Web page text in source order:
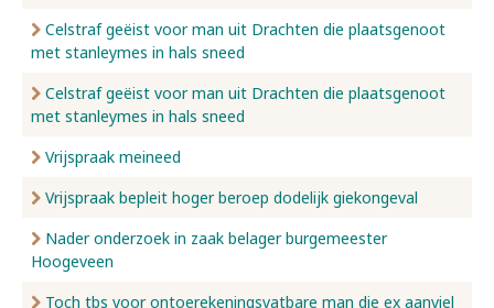
Celstraf geëist voor man uit Drachten die plaatsgenoot
met stanleymes in hals sneed
Celstraf geëist voor man uit Drachten die plaatsgenoot
met stanleymes in hals sneed
Vrijspraak meineed
Vrijspraak bepleit hoger beroep dodelijk giekongeval
Nader onderzoek in zaak belager burgemeester
Hoogeveen
Toch tbs voor ontoerekeningsvatbare man die ex aanviel